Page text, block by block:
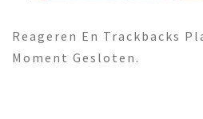
Reageren En Trackbacks
Moment Gesloten.